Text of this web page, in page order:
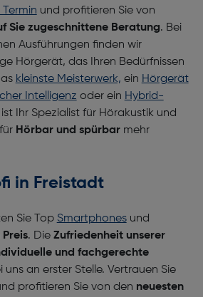
und profitieren Sie von
Sie zugeschnittene Beratung. Bei
Ausführungen finden wir
Hörgerät, das Ihren Bedürfnissen
kleinste Meisterwerk, ein Hörgerät
Intelligenz oder ein Hybrid-
Ihr Spezialist für Hörakustik und
Hörbar und spürbarmehr
in Freistadt
Sie Top Smartphonesund
Preis. Die Zufriedenheit unserer
und fachgerechte
uns an erster Stelle. Vertrauen Sie
profitieren Sie von den neuesten